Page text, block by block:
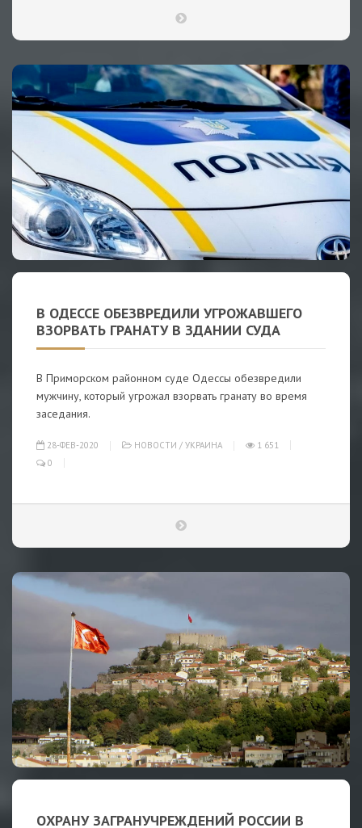
В ОДЕССЕ ОБЕЗВРЕДИЛИ УГРОЖАВШЕГО
ВЗОРВАТЬ ГРАНАТУ В ЗДАНИИ СУДА
В Приморском районном суде Одессы обезвредили
мужчину, который угрожал взорвать гранату во время
заседания.
28-ФЕВ-2020 НОВОСТИ / УКРАИНА
1 651
0
ОХРАНУ ЗАГРАНУЧРЕЖДЕНИЙ РОССИИ В